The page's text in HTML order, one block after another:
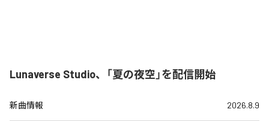
Lunaverse Studio、「夏の夜空」を配信開始
新曲情報 2026.8.9